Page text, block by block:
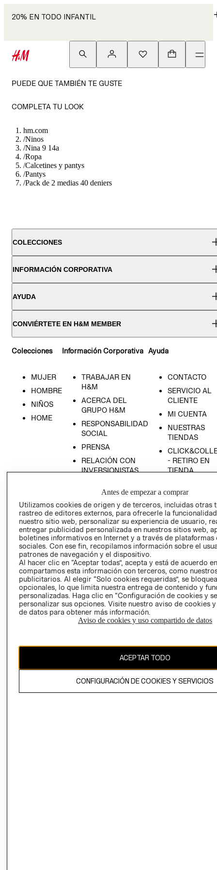
20% EN TODO INFANTIL
PUEDE QUE TAMBIÉN TE GUSTE
COMPLETA TU LOOK
hm.com
/Ninos
/Nina 9 14a
/Ropa
/Calcetines y pantys
/Pantys
/Pack de 2 medias 40 deniers
COLECCIONES
INFORMACIÓN CORPORATIVA
AYUDA
CONVIÉRTETE EN H&M MEMBER
Colecciones
MUJER
HOMBRE
NIÑOS
HOME
Información Corporativa
TRABAJAR EN
H&M
ACERCA DEL
GRUPO H&M
RESPONSABILIDAD
SOCIAL
PRENSA
RELACIÓN CON
INVERSIONISTAS
EMPRESARIAL
Ayuda
CONTACTO
SERVICIO AL
CLIENTE
MI CUENTA
NUESTRAS
TIENDAS
- RETIRO EN
TIENDA
CONDICIONES
AVISO DE
PRIVACIDAD
GIFT CARD
AVISO DE
El contenido de esta página web está protegido por copyright y es
Antes de empezar a comprar
Utilizamos cookies de origen y de terceros, incluidas otras
rastreo de editores externos, para ofrecerle la
nuestro sitio web, personalizar su experiencia de usuario,
entregar publicidad personalizada en nuestros sitios web,
boletines informativos en Internet y a través de plataformas
sociales. Con ese fin, recopilamos información sobre el
patrones de navegación y el dispositivo.
Al hacer clic en “Aceptar todas”, acepta y está de acuerdo
compartamos esta información con terceros, como
publicitarios. Al elegir “Solo cookies requeridas”, se
opcionales, lo que limita nuestra entrega de contenido y
personalizadas. Haga clic en “Configuración de cookies y
personalizar sus opciones. Visite nuestro aviso de cookies
de datos para obtener más información.
Aviso de cookies y uso compartido de datos
ACEPTAR TODO
CONFIGURACIÓN DE COOKIES Y SERVICIOS